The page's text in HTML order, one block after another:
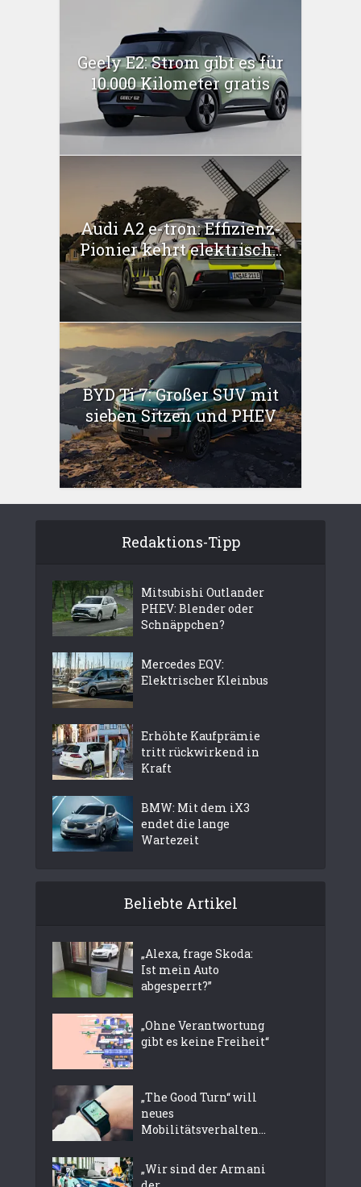
Geely E2: Strom gibt es für
10.000 Kilometer gratis
Audi A2 e-tron: Effizienz-
Pionier kehrt elektrisch...
BYD Ti 7: Großer SUV mit
sieben Sitzen und PHEV
Redaktions-Tipp
Mitsubishi Outlander
PHEV: Blender oder
Schnäppchen?
Mercedes EQV:
Elektrischer Kleinbus
Erhöhte Kaufprämie
tritt rückwirkend in
Kraft
BMW: Mit dem iX3
endet die lange
Wartezeit
Beliebte Artikel
„Alexa, frage Skoda:
Ist mein Auto
abgesperrt?”
„Ohne Verantwortung
gibt es keine Freiheit“
„The Good Turn“ will
neues
Mobilitätsverhalten...
„Wir sind der Armani